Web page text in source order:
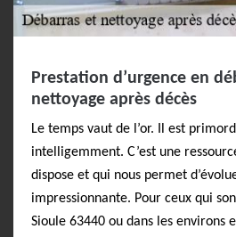
Prestation d’urgence en
nettoyage après décès
Le temps vaut de l’or. Il est
intelligemment. C’est une
dispose et qui nous permet
impressionnante. Pour ceux qui
Sioule 63440 ou dans les environs